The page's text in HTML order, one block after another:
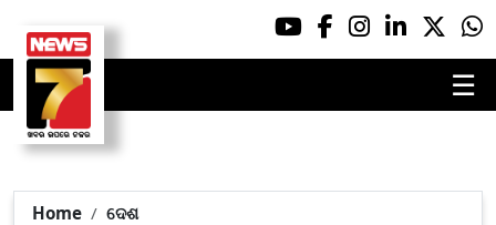
☰
Home
ଦେଶ